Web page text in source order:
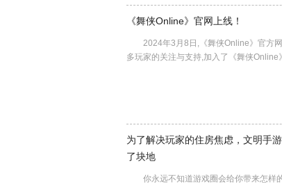
《舞侠Online》官网上线！
2024年3月8日,《舞侠Online》官方
多玩家的关注与支持,加入了《舞侠
为了解决玩家的住房焦虑，文明手
了块地
你永远不知道游戏圈会给你带来怎样的